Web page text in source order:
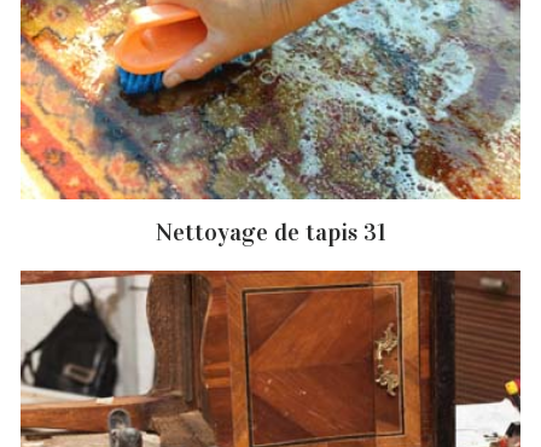
Nettoyage de tapis 31